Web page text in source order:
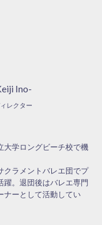
Ino-
レクター
大学ロングビーチ校で機
クラメントバレエ団でプ
躍。退団後はバレエ専門
ナーとして活動してい